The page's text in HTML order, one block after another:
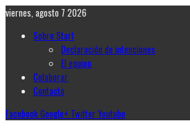
viernes, agosto 7 2026
Sobre Start
Declaración de intenciones
El equipo
Colaborar
Contacto
FacebookGoogle+ TwitterYoutube